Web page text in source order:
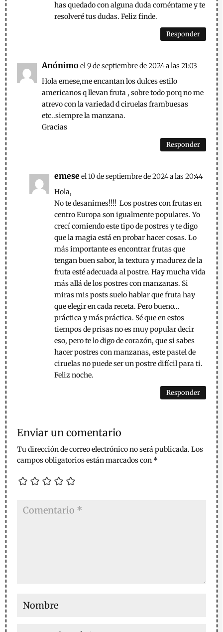
has quedado con alguna duda coméntame y te
resolveré tus dudas. Feliz finde.
Responder
Anónimo el 9 de septiembre de 2024 a las 21:03
Hola emese,me encantan los dulces estilo
americanos q llevan fruta , sobre todo porq no me
atrevo con la variedad d ciruelas frambuesas
etc..siempre la manzana.
Gracias
Responder
emeseel 10 de septiembre de 2024 a las 20:44
Hola,
No te desanimes!!!! Los postres con frutas en
centro Europa son igualmente populares. Yo
crecí comiendo este tipo de postres y te digo
que la magia está en probar hacer cosas. Lo
más importante es encontrar frutas que
tengan buen sabor, la textura y madurez de la
fruta esté adecuada al postre. Hay mucha vida
más allá de los postres con manzanas. Si
miras mis posts suelo hablar que fruta hay
que elegir en cada receta. Pero bueno…
práctica y más práctica. Sé que en estos
tiempos de prisas no es muy popular decir
eso, pero te lo digo de corazón, que si sabes
hacer postres con manzanas, este pastel de
ciruelas no puede ser un postre difícil para ti.
Feliz noche.
Responder
Enviar un comentario
Tu dirección de correo electrónico no será publicada. Los
campos obligatorios están marcados con *